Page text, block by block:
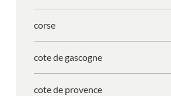
corse
cote de gascogne
cote de provence